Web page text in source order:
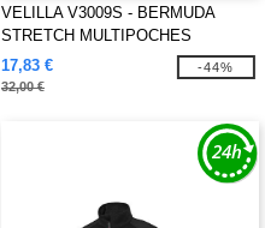
VELILLA V3009S - BERMUDA
STRETCH MULTIPOCHES
17,83 €
32,00 €
-44%